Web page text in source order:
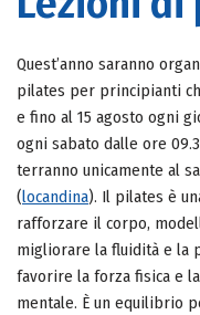
Quest’anno saranno
pilates per principianti
e fino al 15 agosto ogni
ogni sabato dalle ore
terranno unicamente al
(locandina). Il pilates è
rafforzare il corpo,
migliorare la fluidità e la
favorire la forza fisica e
mentale. È un equilibrio